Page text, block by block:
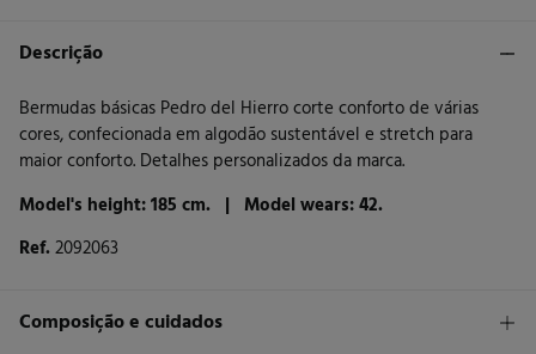
Descrição
Bermudas básicas Pedro del Hierro corte conforto de várias
cores, confecionada em algodão sustentável e stretch para
maior conforto. Detalhes personalizados da marca.
Model's height: 185 cm. | Model wears: 42.
Ref.2092063
Composição e cuidados